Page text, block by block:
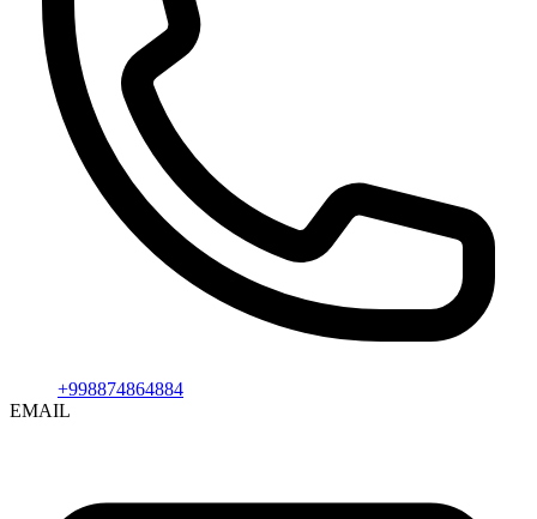
+998874864884
EMAIL